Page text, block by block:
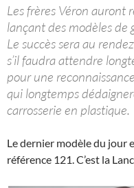
Les frères Véron auront
lançant des modèles de
Le succès sera au
s’il faudra attendre
pour une
qui longtemps
carrosserie en plastique.
Le dernier modèle du jour
référence 121. C’est la